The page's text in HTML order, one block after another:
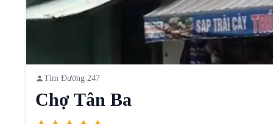
Tìm Đường 247
Chợ Tân Ba